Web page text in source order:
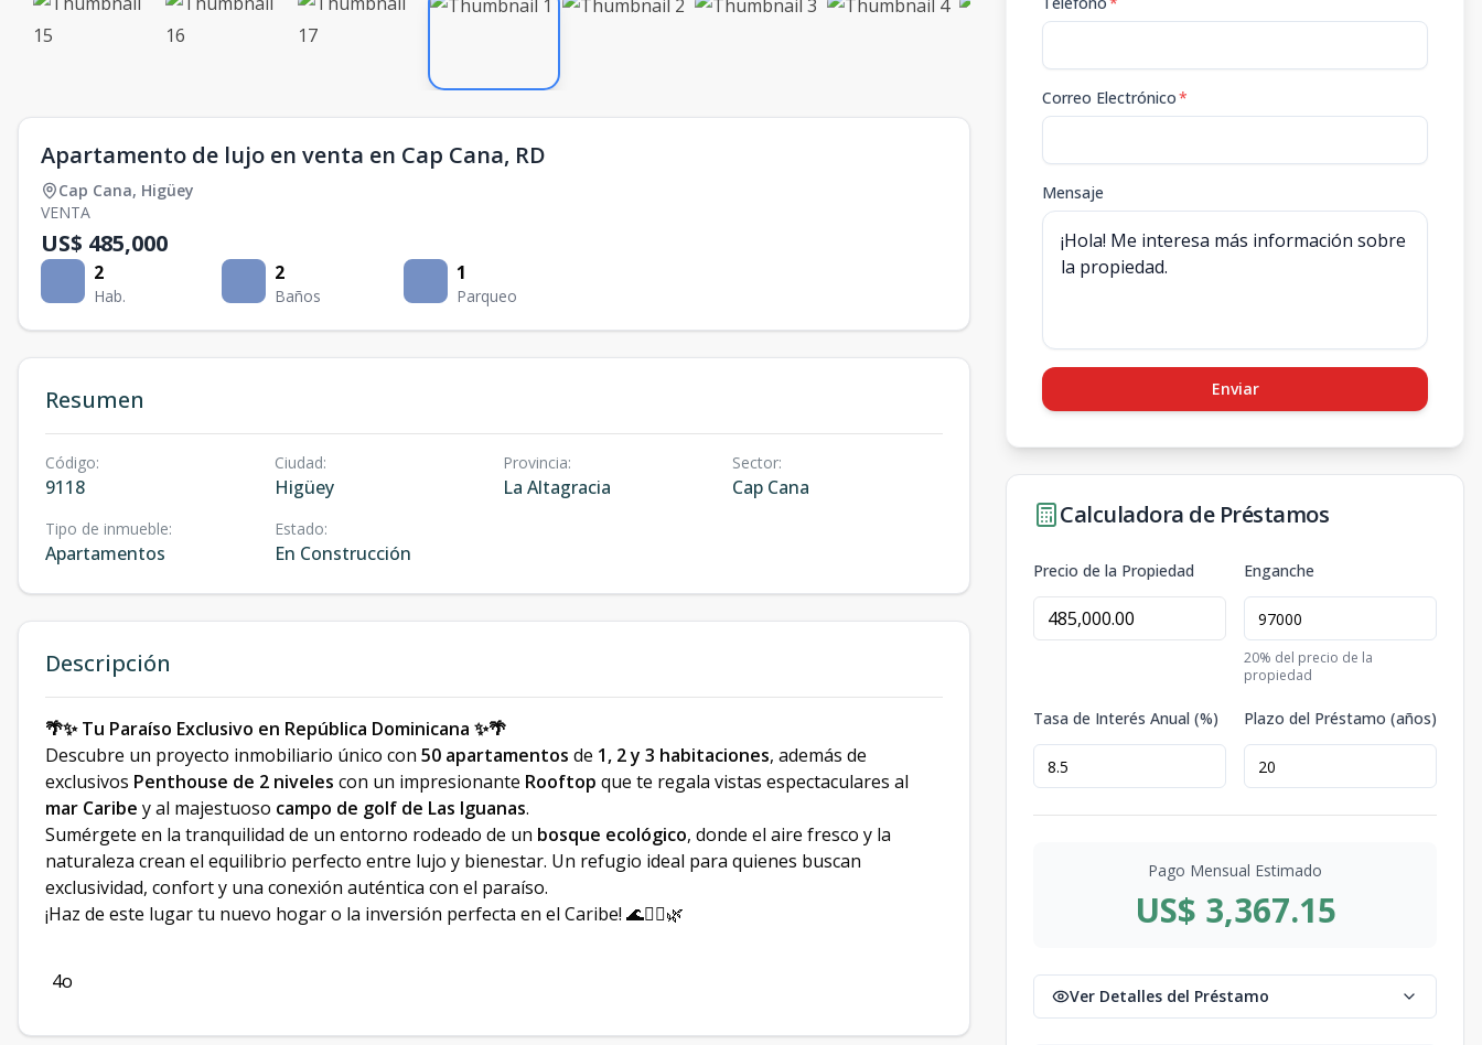
Apartamento de lujo en venta en Cap Cana, RD
Cap Cana, Higüey
VENTA
US$ 485,000
2
Hab.
2
Baños
1
Parqueo
Resumen
Código:
9118
Ciudad:
Higüey
Provincia:
La Altagracia
Sector:
Cap Cana
Tipo de inmueble:
Apartamentos
Estado:
En Construcción
Descripción
🌴✨ Tu Paraíso Exclusivo en República Dominicana ✨🌴
Descubre un proyecto inmobiliario único con 50 apartamentos de 1, 2 y 3 habitaciones, además de
exclusivos Penthouse de 2 niveles con un impresionante Rooftop que te regala vistas espectaculares al
mar Caribe y al majestuoso campo de golf de Las Iguanas.
Sumérgete en la tranquilidad de un entorno rodeado de un bosque ecológico, donde el aire fresco y la
naturaleza crean el equilibrio perfecto entre lujo y bienestar. Un refugio ideal para quienes buscan
exclusividad, confort y una conexión auténtica con el paraíso.
¡Haz de este lugar tu nuevo hogar o la inversión perfecta en el Caribe! 🌊🏌️‍♂️🌿
4o
Correo Electrónico*
Mensaje
Enviar
Calculadora de Préstamos
Precio de la Propiedad Enganche
20% del precio de la
propiedad
Tasa de Interés Anual (%) Plazo del Préstamo (años)
Pago Mensual Estimado
US$ 3,367.15
Ver Detalles del Préstamo